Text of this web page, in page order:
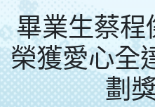
畢業生蔡程
榮獲愛心全
劃